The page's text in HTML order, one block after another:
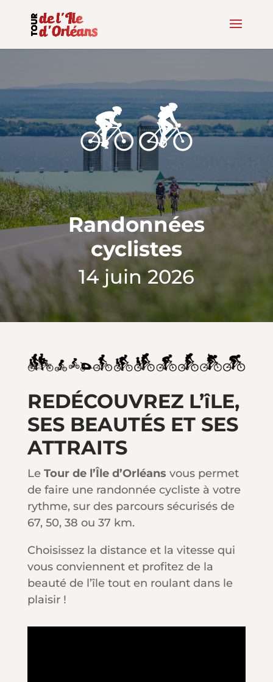
Randonnées
cyclistes
14 juin 2026
REDÉCOUVREZ L’îLE,
SES BEAUTÉS ET SES
ATTRAITS
Le Tour de l’Île d’Orléans vous permet
de faire une randonnée cycliste à votre
rythme, sur des parcours sécurisés de
67, 50, 38 ou 37 km.
Choisissez la distance et la vitesse qui
vous conviennent et profitez de la
beauté de l’île tout en roulant dans le
plaisir !